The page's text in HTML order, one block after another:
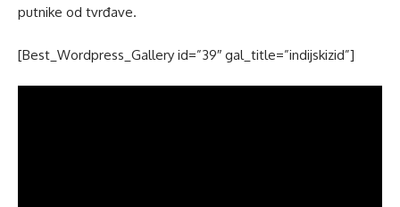
putnike od tvrđave.
[Best_Wordpress_Gallery id=”39″ gal_title=”indijskizid”]